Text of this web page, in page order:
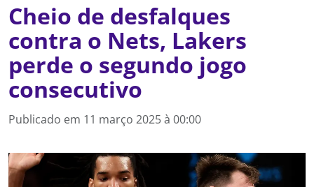
Cheio de desfalques
contra o Nets, Lakers
perde o segundo jogo
consecutivo
Publicado em 11 março 2025 à 00:00